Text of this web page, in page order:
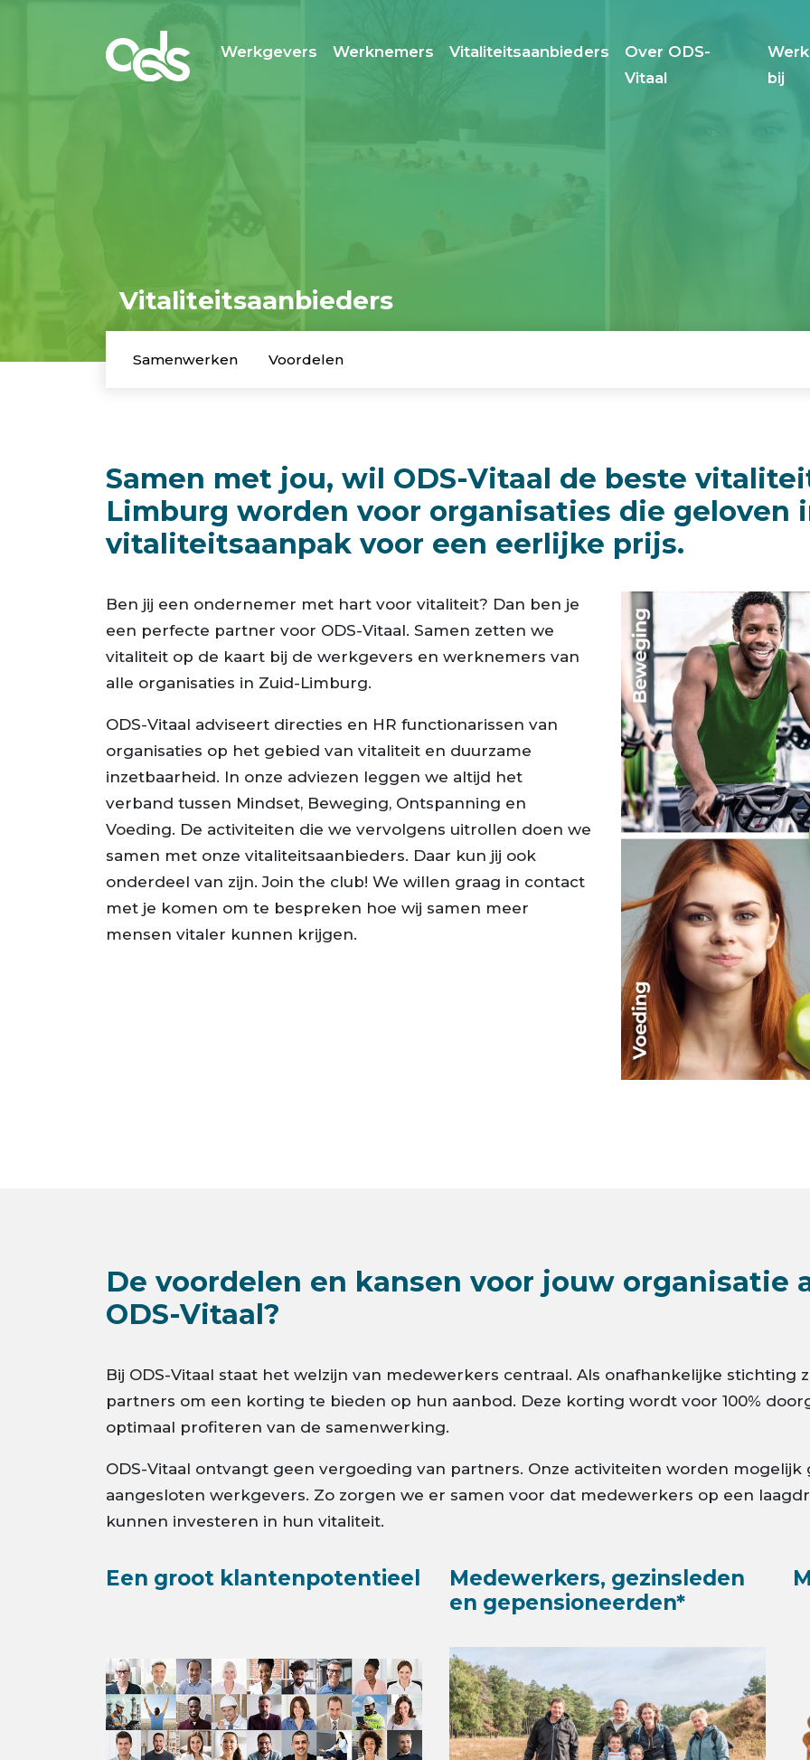
Werkgevers Werknemers Vitaliteitsaanbieders
Over ODS-
Vitaal
bij
Vitaliteitsaanbieders
Samenwerken Voordelen
Samen met jou, wil ODS-Vitaal de beste
Limburg worden voor organisaties die geloven
vitaliteitsaanpak voor een eerlijke prijs.
Ben jij een ondernemer met hart voor vitaliteit? Dan ben je
een perfecte partner voor ODS-Vitaal. Samen zetten we
vitaliteit op de kaart bij de werkgevers en werknemers van
alle organisaties in Zuid-Limburg.
ODS-Vitaal adviseert directies en HR functionarissen van
organisaties op het gebied van vitaliteit en duurzame
inzetbaarheid. In onze adviezen leggen we altijd het
verband tussen Mindset, Beweging, Ontspanning en
Voeding. De activiteiten die we vervolgens uitrollen doen we
samen met onze vitaliteitsaanbieders. Daar kun jij ook
onderdeel van zijn. Join the club! We willen graag in contact
met je komen om te bespreken hoe wij samen meer
mensen vitaler kunnen krijgen.
De voordelen en kansen voor jouw organisatie
ODS-Vitaal?
Bij ODS-Vitaal staat het welzijn van medewerkers centraal. Als onafhankelijke
partners om een korting te bieden op hun aanbod. Deze korting wordt voor 100%
optimaal profiteren van de samenwerking.
ODS-Vitaal ontvangt geen vergoeding van partners. Onze activiteiten worden mogelijk
aangesloten werkgevers. Zo zorgen we er samen voor dat medewerkers op een
kunnen investeren in hun vitaliteit.
Een groot klantenpotentieel
Medewerkers, gezinsleden
en gepensioneerden*